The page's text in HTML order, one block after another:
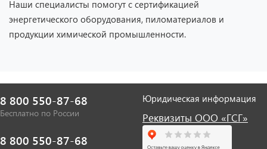
Наши специалисты помогут с сертификацией
энергетического оборудования, пиломатериалов и
продукции химической промышленности.
8 800 550-87-68
Бесплатно по России
8 800 550-87-68
Юридическая информация
Реквизиты ООО «ГСГ»